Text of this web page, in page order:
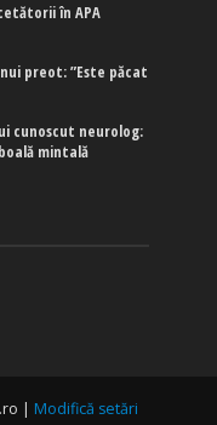
în APA
unui preot: ”Este păcat
cunoscut neurolog:
mintală
| Modifică setări